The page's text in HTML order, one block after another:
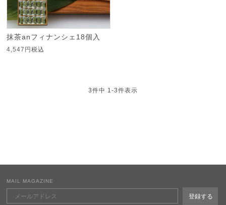
抹茶anフィナンシェ18個入
4,547 税込
3件中 1-3件表示
MAIL MAGAZINE